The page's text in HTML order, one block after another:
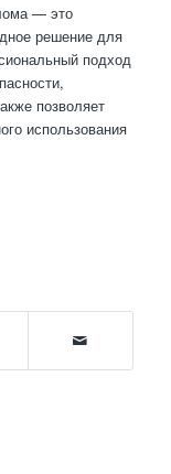
— это
решение для
подход
позволяет
использования